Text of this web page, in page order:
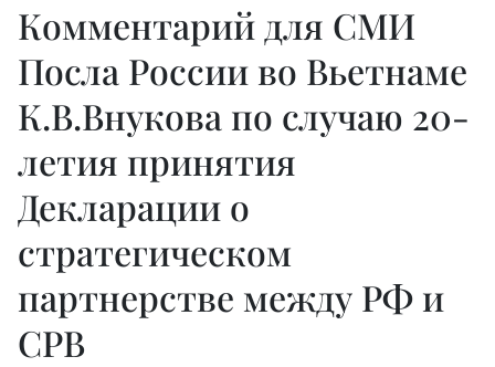
Комментарий для СМИ
Посла России во Вьетнаме
К.В.Внукова по случаю 20-
летия принятия
Декларации о
стратегическом
партнерстве между РФ и
СРВ